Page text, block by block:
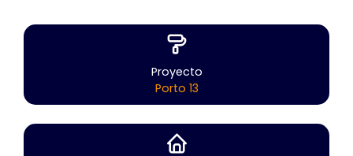
Proyecto
Porto 13